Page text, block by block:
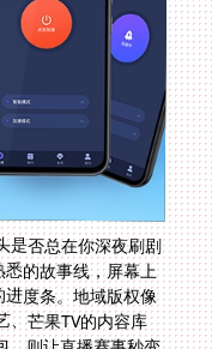
是否总在你深夜刷剧
悉的故事线，屏幕上
进度条。地域版权像
、芒果TV的内容库
，则让直播赛事秒变
，不是翻遍灰色角落
高速专线”撕开这双